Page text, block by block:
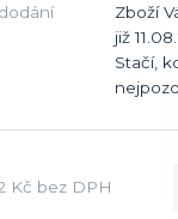
Zboží
již
Stačí,
Kč bez DPH